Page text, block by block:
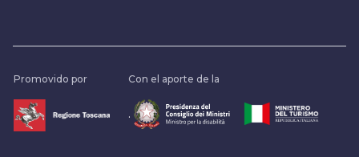
Promovido por Con el aporte de la
.